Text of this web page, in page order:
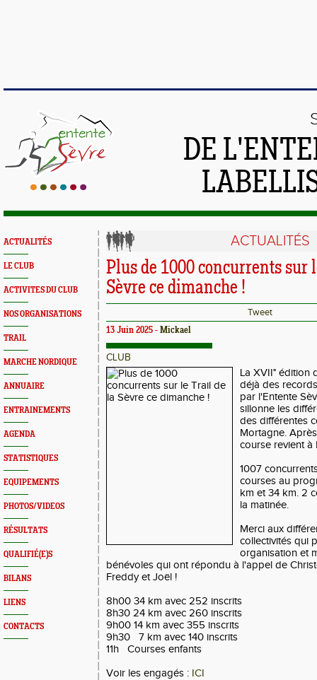
DE
ACTUALITÉS
LE CLUB
ACTIVITES DU CLUB
NOS ORGANISATIONS
TRAIL
MARCHE NORDIQUE
ANNUAIRE
ENTRAINEMENTS
AGENDA
STATISTIQUES
EQUIPEMENTS
PHOTOS/VIDEOS
RÉSULTATS
QUALIFIÉ(E)S
BILANS
LIENS
CONTACTS
ACTUALITÉS
Plus de 1000 concurrents sur
Sèvre ce dimanche !
Tweet
13 Juin 2025 - Mickael
CLUB
La XVII° édition
déjà des
par l'Entente
sillonne les
des différentes
Mortagne.
course revient à
1007
courses au
km et 34 km. 2
la matinée.
Merci aux
collectivités qui
organisation et
bénévoles qui ont répondu à l'appel de
Freddy et Joël !
8h00 34 km avec 252 inscrits
8h30 24 km avec 260 inscrits
9h00 14 km avec 355 inscrits
9h30 7 km avec 140 inscrits
11h Courses enfants
Voir les engagés : ICI